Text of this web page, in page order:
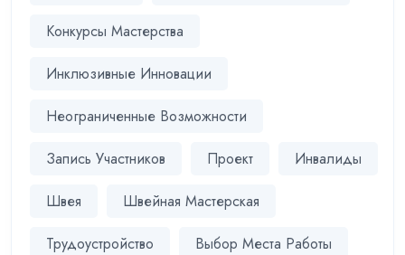
Конкурсы Мастерства
Инклюзивные Инновации
Неограниченные Возможности
Запись Участников Проект Инвалиды
Швея Швейная Мастерская
Трудоустройство Выбор Места Работы